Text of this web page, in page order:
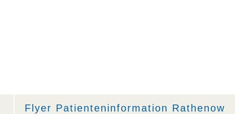
Flyer Patienteninformation Rathenow